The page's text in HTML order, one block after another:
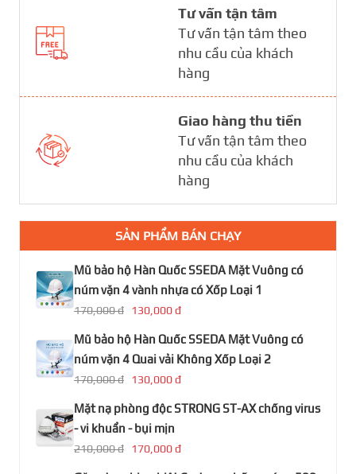
Tư vấn tận tâm
Tư vấn tận tâm theo
nhu cầu của khách
hàng
Giao hàng thu tiền
Tư vấn tận tâm theo
nhu cầu của khách
hàng
SẢN PHẨM BÁN CHẠY
Mũ bảo hộ Hàn Quốc SSEDA Mặt Vuông có
núm vặn 4 vành nhựa có Xốp Loại 1
170,000 đ 130,000 đ
Mũ bảo hộ Hàn Quốc SSEDA Mặt Vuông có
núm vặn 4 Quai vải Không Xốp Loại 2
170,000 đ 130,000 đ
Mặt nạ phòng độc STRONG ST-AX chống virus
- vi khuẩn - bụi mịn
210,000 đ 170,000 đ